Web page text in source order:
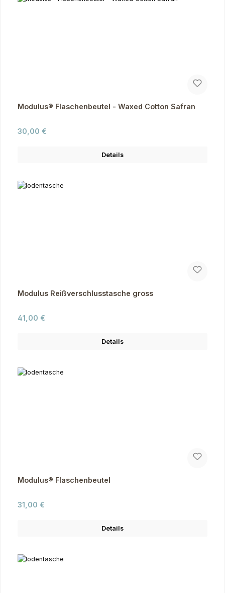
Modulus® Flaschenbeutel - Waxed Cotton Safran
Regulärer Preis:
30,00 €
Details
Modulus Reißverschlusstasche gross
Regulärer Preis:
41,00 €
Details
Modulus® Flaschenbeutel
Regulärer Preis:
31,00 €
Details